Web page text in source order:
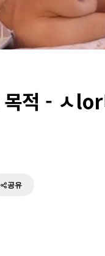
적 - ㅅlor
공유